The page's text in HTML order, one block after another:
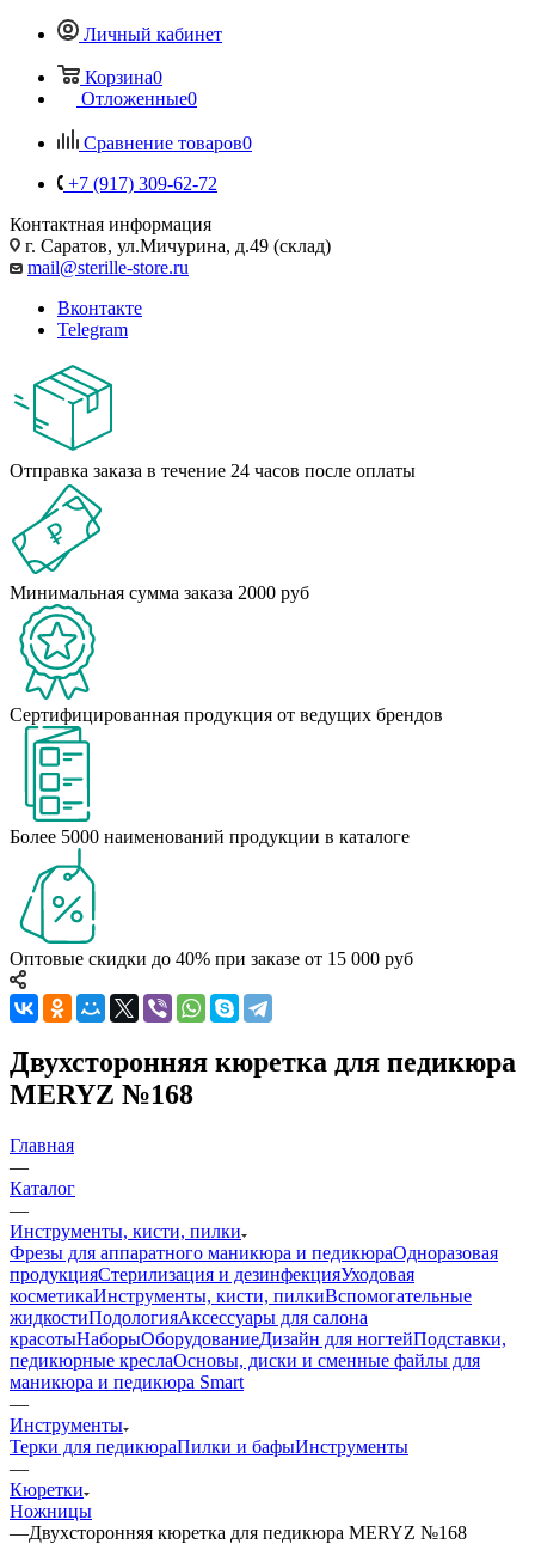
Личный кабинет
Корзина0
Отложенные0
Сравнение товаров0
+7 (917) 309-62-72
Контактная информация
г. Саратов, ул.Мичурина, д.49 (склад)
mail@sterille-store.ru
Вконтакте
Telegram
Отправка заказа в течение 24 часов после оплаты
Минимальная сумма заказа 2000 руб
Сертифицированная продукция от ведущих брендов
Более 5000 наименований продукции в каталоге
Оптовые скидки до 40% при заказе от 15 000 руб
Двухсторонняя кюретка для педикюра
MERYZ №168
Главная
—
Каталог
—
Инструменты, кисти, пилки
Фрезы для аппаратного маникюра и педикюраОдноразовая
продукцияСтерилизация и дезинфекцияУходовая
косметикаИнструменты, кисти, пилкиВспомогательные
жидкостиПодологияАксессуары для салона
красотыНаборыОборудованиеДизайн для ногтейПодставки,
педикюрные креслаОсновы, диски и сменные файлы для
маникюра и педикюра Smart
—
Инструменты
Терки для педикюраПилки и бафыИнструменты
—
Кюретки
Ножницы
—Двухсторонняя кюретка для педикюра MERYZ №168